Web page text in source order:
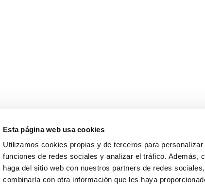
Esta página web usa cookies
Utilizamos cookies propias y de terceros para
funciones de redes sociales y analizar el tráfico. Además,
haga del sitio web con nuestros partners de redes
combinarla con otra información que les haya